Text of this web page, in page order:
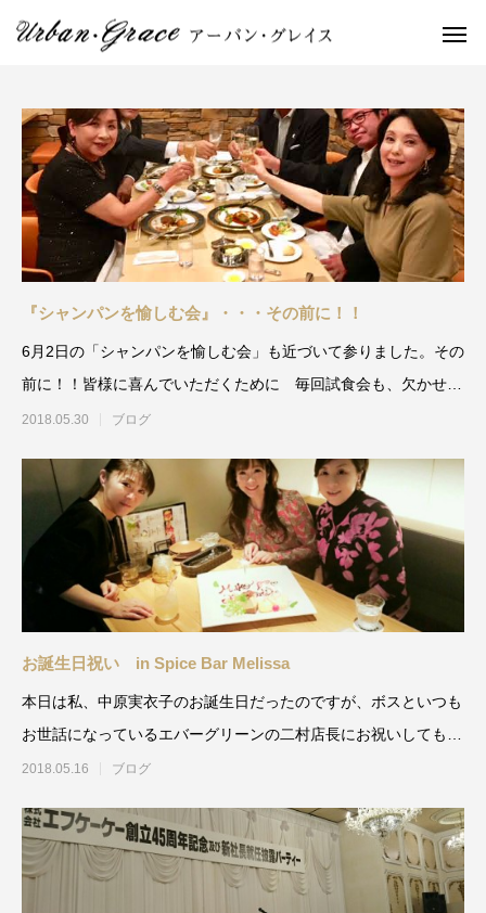
『シャンパンを愉しむ会』・・・その前に！！
6月2日の「シャンパンを愉しむ会」も近づいて参りました。その
前に！！皆様に喜んでいただくために 毎回試食会も、欠かせま
せん。
2018.05.30 ブログ
お誕生日祝い in Spice Bar Melissa
本日は私、中原実衣子のお誕生日だったのですが、ボスといつも
お世話になっているエバーグリーンの二村店長にお祝いしてもら
いました。サプライズ
2018.05.16 ブログ